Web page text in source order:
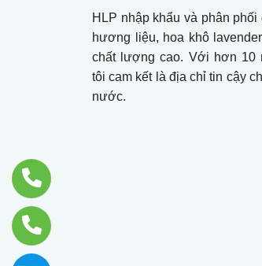
HLP nhập khẩu và phân
hương liệu, hoa khô
chất lượng cao. Với hơn 10
tôi cam kết là địa chỉ tin cậy
nước.